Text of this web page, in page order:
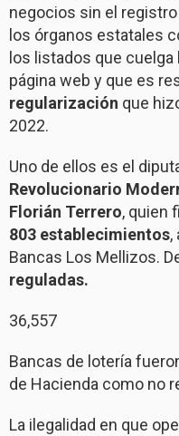
negocios sin el
los órganos estatales
los listados que cuelga
página web y que es
regularización que
2022.
Uno de ellos es el
Revolucionario
Florián Terrero, quien
803 establecimientos,
Bancas Los Mellizos.
reguladas.
36,557
Bancas de lotería
de Hacienda como no
La ilegalidad en que